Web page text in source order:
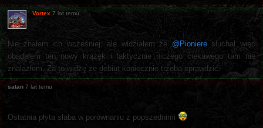
Vortex 7 lat temu
Nie znałem ich wcześniej, ale widziałem że @Pionieresłuchał więc
obadałem ten nowy krążęk i faktycznie niczego ciekawego tam nie
znalazłem. Za to widzę że debiut koniecznie trzeba sprawdzić.
satan 7 lat temu
Ostatnia płyta słaba w porównaniu z popszednimi